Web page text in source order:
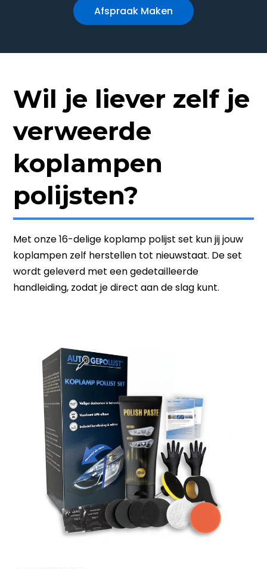
Afspraak Maken
Wil je liever zelf je
verweerde
koplampen
polijsten?
Met onze 16-delige koplamp polijst set kun jij jouw
koplampen zelf herstellen tot nieuwstaat. De set
wordt geleverd met een gedetailleerde
handleiding, zodat je direct aan de slag kunt.